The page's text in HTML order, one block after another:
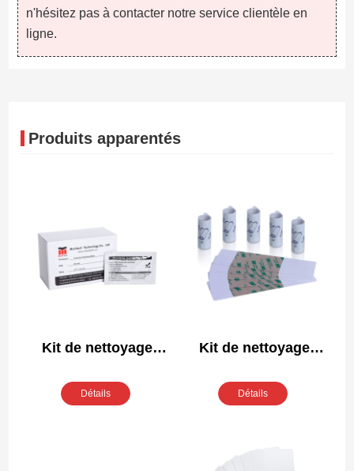
n'hésitez pas à contacter notre service clientèle en
ligne.
Produits apparentés
Kit de nettoyage
A5024
Détails
Kit de nettoyage
549717-001
Détails